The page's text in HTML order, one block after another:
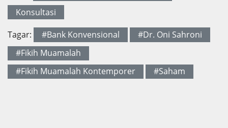
Konsultasi
Tagar: #Bank Konvensional
#Dr. Oni Sahroni
#Fikih Muamalah
#Fikih Muamalah Kontemporer
#Saham